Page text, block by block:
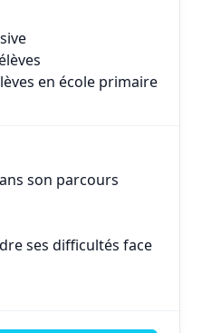
en école primaire
son parcours
ses difficultés face